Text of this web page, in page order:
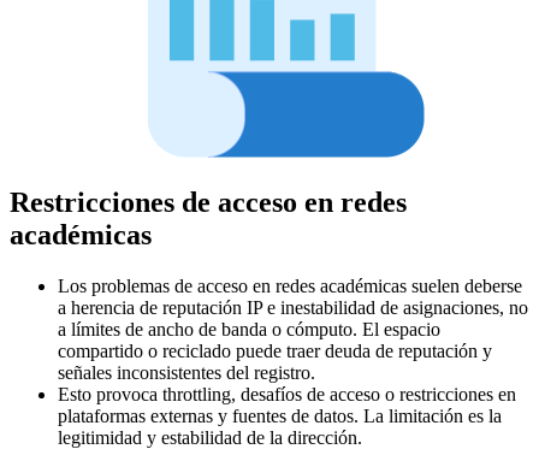
Restricciones de acceso en redes
académicas
Los problemas de acceso en redes académicas suelen deberse
a herencia de reputación IP e inestabilidad de asignaciones, no
a límites de ancho de banda o cómputo. El espacio
compartido o reciclado puede traer deuda de reputación y
señales inconsistentes del registro.
Esto provoca throttling, desafíos de acceso o restricciones en
plataformas externas y fuentes de datos. La limitación es la
legitimidad y estabilidad de la dirección.